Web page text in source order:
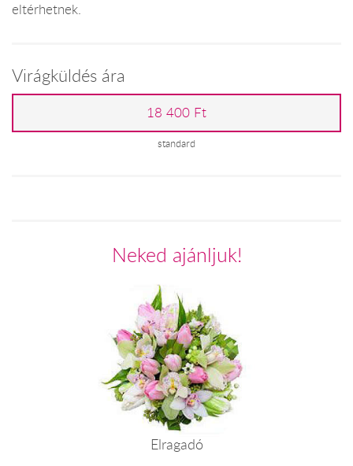
eltérhetnek.
Virágküldés ára
18 400 Ft
standard
Neked ajánljuk!
Elragadó